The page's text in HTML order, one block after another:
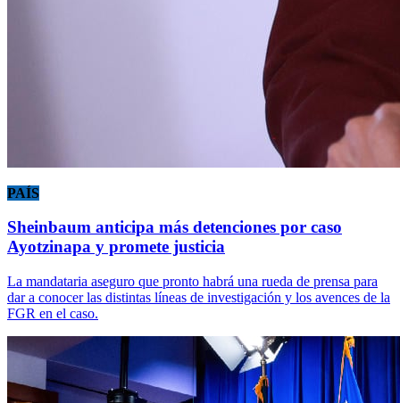
PAÍS
Sheinbaum anticipa más detenciones por caso
Ayotzinapa y promete justicia
La mandataria aseguro que pronto habrá una rueda de prensa para
dar a conocer las distintas líneas de investigación y los avences de la
FGR en el caso.